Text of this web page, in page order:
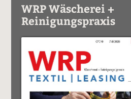
WRP Wäscherei +
Reinigungspraxis